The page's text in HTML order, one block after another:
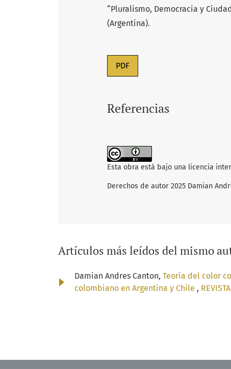
“Pluralismo, Democracia y
(Argentina).
PDF
Referencias
Esta obra está bajo una licencia
Derechos de autor 2025 Damian
Artículos más leídos del mismo
Damian Andres Canton, Teoría del color
colombiano en Argentina y Chile ,